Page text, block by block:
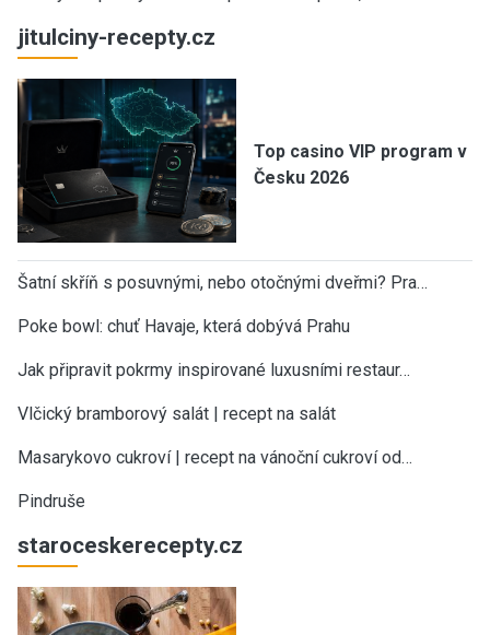
jitulciny-recepty.cz
Top casino VIP program v
Česku 2026
Šatní skříň s posuvnými, nebo otočnými dveřmi? Pra…
Poke bowl: chuť Havaje, která dobývá Prahu
Jak připravit pokrmy inspirované luxusními restaur…
Vlčický bramborový salát | recept na salát
Masarykovo cukroví | recept na vánoční cukroví od…
Pindruše
staroceskerecepty.cz